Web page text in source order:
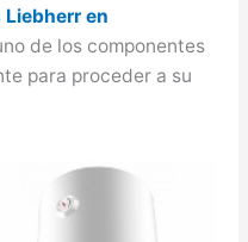
en
de los componentes
para proceder a su